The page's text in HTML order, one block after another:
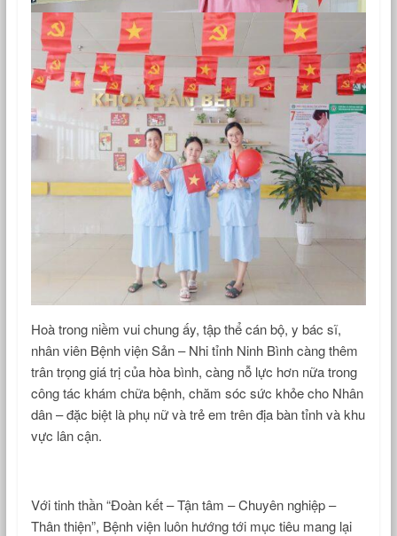
Hoà trong niềm vui chung ấy, tập thể cán bộ, y bác sĩ,
nhân viên Bệnh viện Sản – Nhi tỉnh Ninh Bình càng thêm
trân trọng giá trị của hòa bình, càng nỗ lực hơn nữa trong
công tác khám chữa bệnh, chăm sóc sức khỏe cho Nhân
dân – đặc biệt là phụ nữ và trẻ em trên địa bàn tỉnh và khu
vực lân cận.
Với tinh thần “Đoàn kết – Tận tâm – Chuyên nghiệp –
Thân thiện”, Bệnh viện luôn hướng tới mục tiêu mang lại